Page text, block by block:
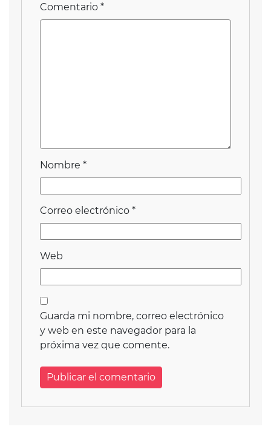
Comentario *
Nombre *
Correo electrónico *
Web
Guarda mi nombre, correo electrónico
y web en este navegador para la
próxima vez que comente.